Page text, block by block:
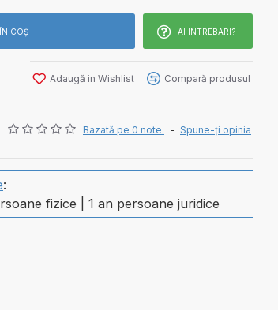
Bazată pe 0 note. - Spune-ţi opinia
COŞ AI INTREBARI?
Adaugă in Wishlist Compară produsul
:
fizice | 1 an persoane juridice